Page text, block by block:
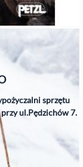
sprzętu
ul.Pędzichów 7.